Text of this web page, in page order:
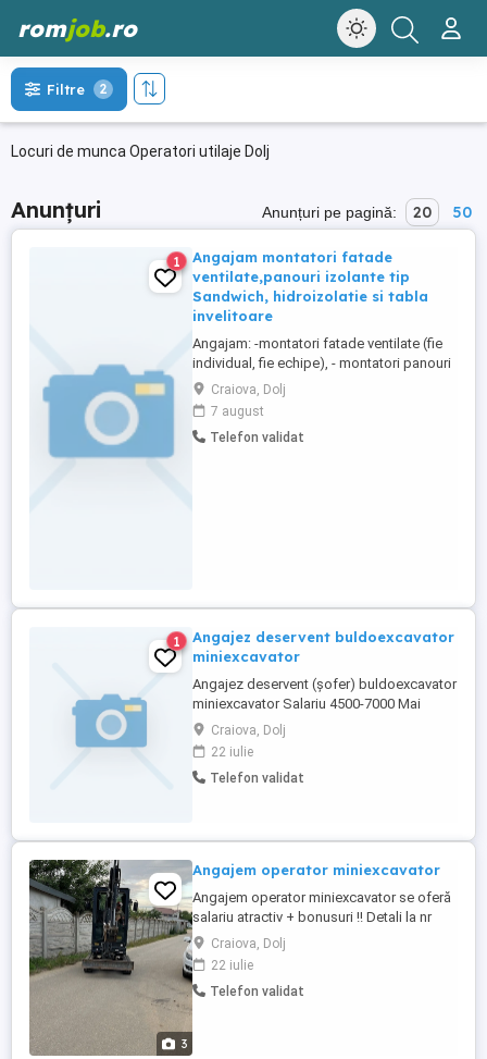
romjob.ro
Locuri de munca Operatori utilaje Dolj
Filtre 2
Anunțuri Anunțuri pe pagină: 20 50
1
Angajam montatori fatade
ventilate,panouri izolante tip
Sandwich, hidroizolatie si tabla
invelitoare
Angajam: -montatori fatade ventilate (fie
individual, fie echipe), - montatori panouri
Sandwich, - montatori hidroizolatie tip
PVC sau TPO, si montatori de tabla
invelitoare. Salariul net incepe de la 6000
lei luna . Se ofera tichete de masa si se
Craiova, Dolj
7 august
Telefon validat
1
Angajez deservent buldoexcavator
miniexcavator
Angajez deservent (șofer) buldoexcavator
miniexcavator Salariu 4500-7000 Mai
multe detalii la nr:
Craiova, Dolj
22 iulie
Telefon validat
3
Angajem operator miniexcavator
Angajem operator miniexcavator se oferă
salariu atractiv + bonusuri !! Detali la nr
Craiova, Dolj
22 iulie
Telefon validat